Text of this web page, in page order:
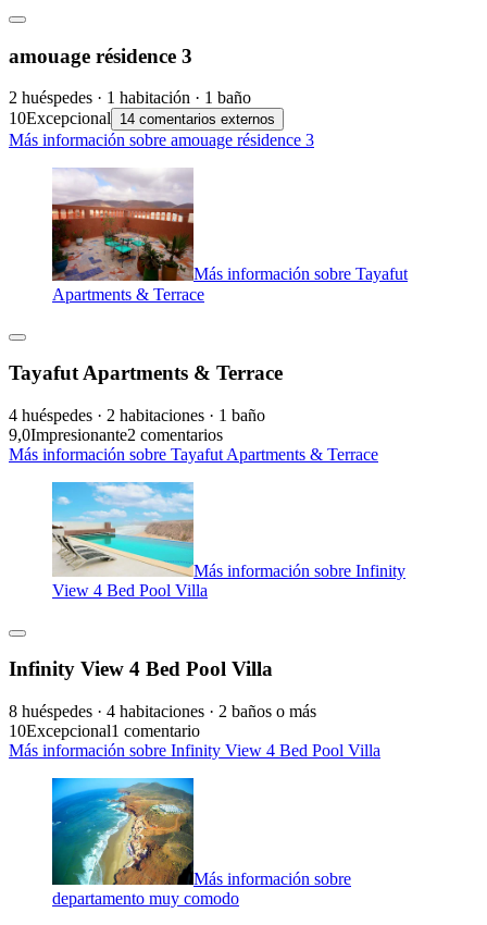
amouage résidence 3
2 huéspedes · 1 habitación · 1 baño
10Excepcional 14 comentarios externos
Más información sobre amouage résidence 3
Más información sobre Tayafut
Apartments & Terrace
Tayafut Apartments & Terrace
4 huéspedes · 2 habitaciones · 1 baño
9,0Impresionante2 comentarios
Más información sobre Tayafut Apartments & Terrace
Más información sobre Infinity
View 4 Bed Pool Villa
Infinity View 4 Bed Pool Villa
8 huéspedes · 4 habitaciones · 2 baños o más
10Excepcional1 comentario
Más información sobre Infinity View 4 Bed Pool Villa
Más información sobre
departamento muy comodo